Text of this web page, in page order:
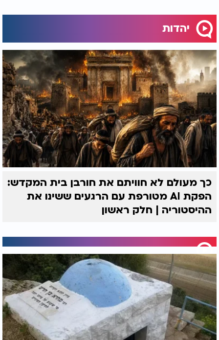
יהדות
כך מעולם לא חוויתם את חורבן בית המקדש:
הפקת AI מטורפת עם הרגעים ששינו את
ההיסטוריה | חלק ראשון